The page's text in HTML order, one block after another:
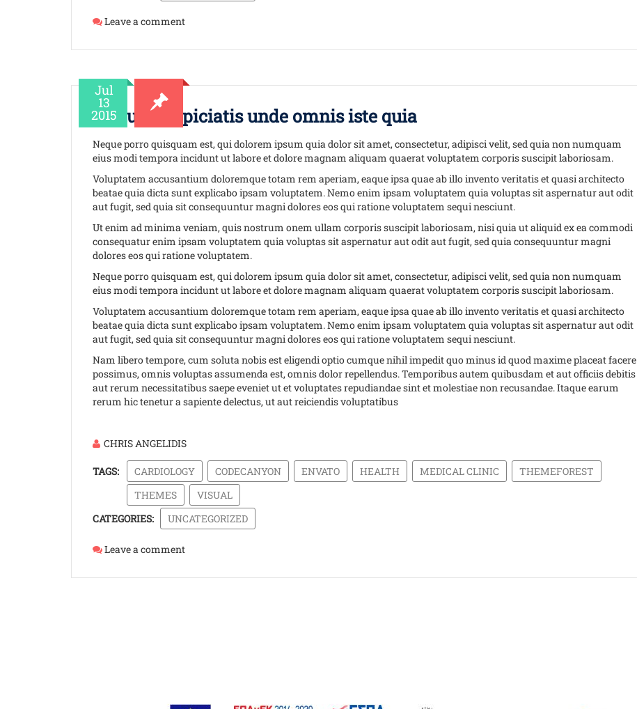
Leave a comment
Jul
13
2015
Sed ut perspiciatis unde omnis iste quia
Neque porro quisquam est, qui dolorem ipsum quia dolor sit amet, consectetur, adipisci velit, sed quia non numquam
eius modi tempora incidunt ut labore et dolore magnam aliquam quaerat voluptatem corporis suscipit laboriosam.
Voluptatem accusantium doloremque totam rem aperiam, eaque ipsa quae ab illo invento veritatis et quasi architecto
beatae quia dicta sunt explicabo ipsam voluptatem. Nemo enim ipsam voluptatem quia voluptas sit aspernatur aut odit
aut fugit, sed quia sit consequuntur magni dolores eos qui ratione voluptatem sequi nesciunt.
Ut enim ad minima veniam, quis nostrum onem ullam corporis suscipit laboriosam, nisi quia ut aliquid ex ea commodi
consequatur enim ipsam voluptatem quia voluptas sit aspernatur aut odit aut fugit, sed quia consequuntur magni
dolores eos qui ratione voluptatem.
Neque porro quisquam est, qui dolorem ipsum quia dolor sit amet, consectetur, adipisci velit, sed quia non numquam
eius modi tempora incidunt ut labore et dolore magnam aliquam quaerat voluptatem corporis suscipit laboriosam.
Voluptatem accusantium doloremque totam rem aperiam, eaque ipsa quae ab illo invento veritatis et quasi architecto
beatae quia dicta sunt explicabo ipsam voluptatem. Nemo enim ipsam voluptatem quia voluptas sit aspernatur aut odit
aut fugit, sed quia sit consequuntur magni dolores eos qui ratione voluptatem sequi nesciunt.
Nam libero tempore, cum soluta nobis est eligendi optio cumque nihil impedit quo minus id quod maxime placeat facere
possimus, omnis voluptas assumenda est, omnis dolor repellendus. Temporibus autem quibusdam et aut officiis debitis
aut rerum necessitatibus saepe eveniet ut et voluptates repudiandae sint et molestiae non recusandae. Itaque earum
rerum hic tenetur a sapiente delectus, ut aut reiciendis voluptatibus
CHRIS ANGELIDIS
TAGS: CARDIOLOGY CODECANYON ENVATO HEALTH MEDICAL CLINIC
THEMEFOREST
THEMES
VISUAL
CATEGORIES:
UNCATEGORIZED
Leave a comment